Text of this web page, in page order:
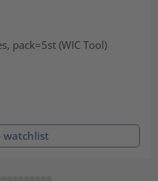
pack=5st (WIC Tool)
watchlist